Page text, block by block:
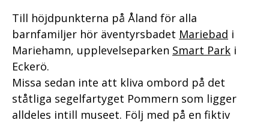
Till höjdpunkterna på Åland för alla
barnfamiljer hör äventyrsbadet Mariebad i
Mariehamn, upplevelseparken Smart Park i
Eckerö.
Missa sedan inte att kliva ombord på det
ståtliga segelfartyget Pommern som ligger
alldeles intill museet. Följ med på en fiktiv